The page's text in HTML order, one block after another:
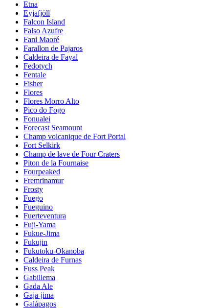
Etna
Eyjafjöll
Falcon Island
Falso Azufre
Fani Maoré
Farallon de Pajaros
Caldeira de Fayal
Fedotych
Fentale
Fisher
Flores
Flores Morro Alto
Pico do Fogo
Fonualei
Forecast Seamount
Champ volcanique de Fort Portal
Fort Selkirk
Champ de lave de Four Craters
Piton de la Fournaise
Fourpeaked
Fremrinamur
Frosty
Fuego
Fueguino
Fuerteventura
Fuji-Yama
Fukue-Jima
Fukujin
Fukutoku-Okanoba
Caldeira de Furnas
Fuss Peak
Gabillema
Gada Ale
Gaja-jima
Galápagos